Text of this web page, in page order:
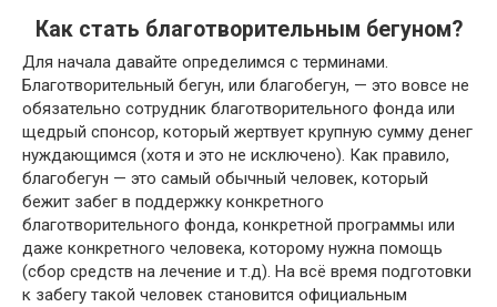
Как стать благотворительным бегуном?
Для начала давайте определимся с терминами.
Благотворительный бегун, или благобегун, — это вовсе не
обязательно сотрудник благотворительного фонда или
щедрый спонсор, который жертвует крупную сумму денег
нуждающимся (хотя и это не исключено). Как правило,
благобегун — это самый обычный человек, который
бежит забег в поддержку конкретного
благотворительного фонда, конкретной программы или
даже конкретного человека, которому нужна помощь
(сбор средств на лечение и т.д). На всё время подготовки
к забегу такой человек становится официальным